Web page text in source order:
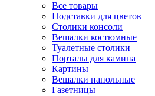
Все товары
Подставки для цветов
Столики консоли
Вешалки костюмные
Туалетные столики
Порталы для камина
Картины
Вешалки напольные
Газетницы